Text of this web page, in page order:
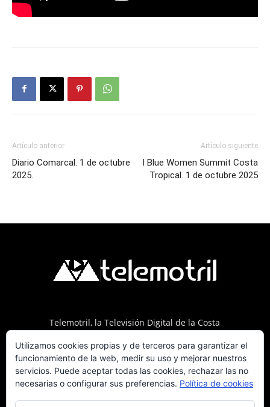
Artículo anterior
Diario Comarcal. 1 de octubre
2025.
Artículo siguiente
I Blue Women Summit Costa
Tropical. 1 de octubre 2025
Telemotril, la Televisión Digital de la Costa
del 107.7 en OndaSur Motril.
Utilizamos cookies propias y de terceros para garantizar el
funcionamiento de la web, medir su uso y mejorar nuestros
servicios. Puede aceptar todas las cookies, rechazar las no
necesarias o configurar sus preferencias. Política de cookies